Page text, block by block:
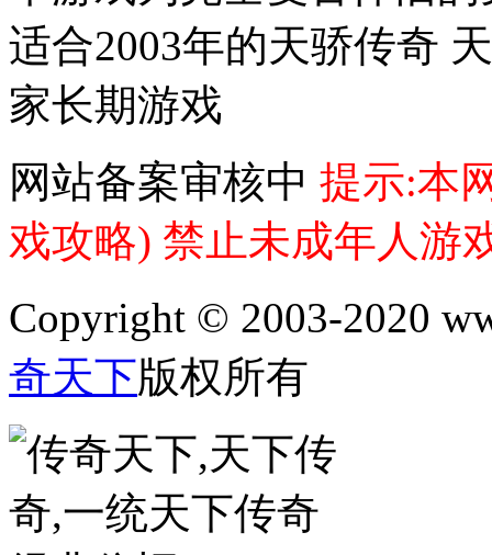
适合2003年的天骄传奇
家长期游戏
网站备案审核中 提示:本
戏攻略) 禁止未成年人游
Copyright © 2003-2020
奇天下版权所有